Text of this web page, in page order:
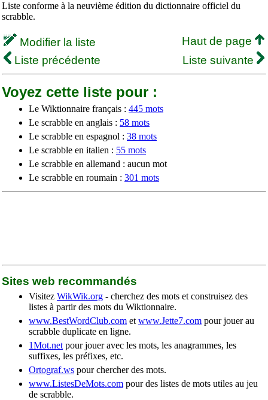
Liste conforme à la neuvième édition du dictionnaire officiel du
scrabble.
Modifier la liste
Haut de page
Liste précédente
Liste suivante
Voyez cette liste pour :
Le Wiktionnaire français : 445 mots
Le scrabble en anglais : 58 mots
Le scrabble en espagnol : 38 mots
Le scrabble en italien : 55 mots
Le scrabble en allemand : aucun mot
Le scrabble en roumain : 301 mots
Sites web recommandés
Visitez WikWik.org - cherchez des mots et construisez des
listes à partir des mots du Wiktionnaire.
www.BestWordClub.com et www.Jette7.com pour jouer au
scrabble duplicate en ligne.
1Mot.net pour jouer avec les mots, les anagrammes, les
suffixes, les préfixes, etc.
Ortograf.ws pour chercher des mots.
www.ListesDeMots.com pour des listes de mots utiles au jeu
de scrabble.